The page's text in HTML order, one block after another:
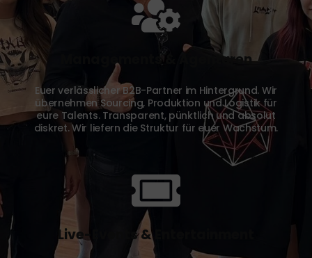
Managements & Agenturen
Euer verlässlicher B2B-Partner im Hintergrund. Wir
übernehmen Sourcing, Produktion und Logistik für
eure Talents. Transparent, pünktlich und absolut
diskret. Wir liefern die Struktur für euer Wachstum.
Live-Events & Entertainment